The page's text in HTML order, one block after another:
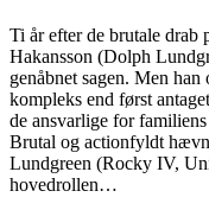
Ti år efter de brutale drab
Hakansson (Dolph
genåbnet sagen. Men han
kompleks end først
de ansvarlige for
Brutal og actionfyldt
Lundgreen (Rocky IV,
hovedrollen…